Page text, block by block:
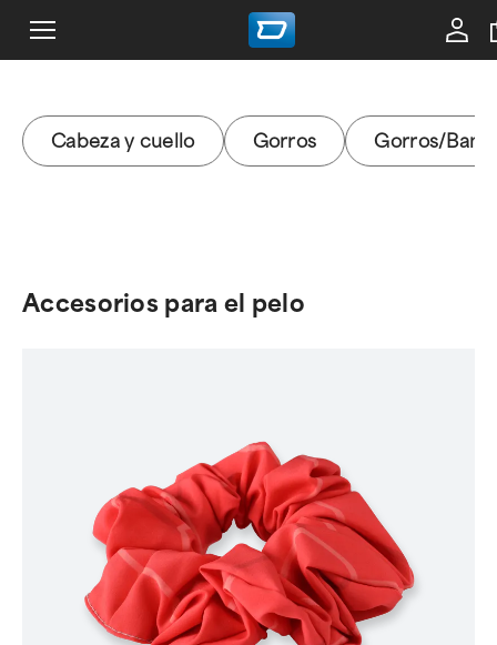
Cabeza y cuello Gorros Gorros/
Accesorios para el pelo